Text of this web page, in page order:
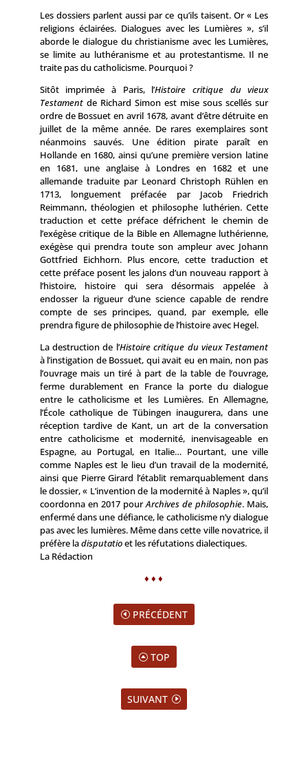
Les dossiers parlent aussi par ce qu’ils taisent. Or « Les
religions éclairées. Dialogues avec les Lumières », s’il
aborde le dialogue du christianisme avec les Lumières,
se limite au luthéranisme et au protestantisme. Il ne
traite pas du catholicisme. Pourquoi ?
Sitôt imprimée à Paris, l’Histoire critique du vieux
Testamentde Richard Simon est mise sous scellés sur
ordre de Bossuet en avril 1678, avant d’être détruite en
juillet de la même année. De rares exemplaires sont
néanmoins sauvés. Une édition pirate paraît en
Hollande en 1680, ainsi qu’une première version latine
en 1681, une anglaise à Londres en 1682 et une
allemande traduite par Leonard Christoph Rühlen en
1713, longuement préfacée par Jacob Friedrich
Reimmann, théologien et philosophe luthérien. Cette
traduction et cette préface défrichent le chemin de
l’exégèse critique de la Bible en Allemagne luthérienne,
exégèse qui prendra toute son ampleur avec Johann
Gottfried Eichhorn. Plus encore, cette traduction et
cette préface posent les jalons d’un nouveau rapport à
l’histoire, histoire qui sera désormais appelée à
endosser la rigueur d’une science capable de rendre
compte de ses principes, quand, par exemple, elle
prendra figure de philosophie de l’histoire avec Hegel.
La destruction de l’Histoire critique du vieux Testament
à l’instigation de Bossuet, qui avait eu en main, non pas
l’ouvrage mais un tiré à part de la table de l’ouvrage,
ferme durablement en France la porte du dialogue
entre le catholicisme et les Lumières. En Allemagne,
l’École catholique de Tübingen inaugurera, dans une
réception tardive de Kant, un art de la conversation
entre catholicisme et modernité, inenvisageable en
Espagne, au Portugal, en Italie… Pourtant, une ville
comme Naples est le lieu d’un travail de la modernité,
ainsi que Pierre Girard l’établit remarquablement dans
le dossier, « L’invention de la modernité à Naples», qu’il
coordonna en 2017 pourArchives de philosophie. Mais,
enfermé dans une défiance, le catholicisme n’y dialogue
pas avec les lumières. Même dans cette ville novatrice, il
préfère ladisputatioet les réfutations dialectiques.
La Rédaction
♦ ♦ ♦
PRÉCÉDENT
TOP
SUIVANT